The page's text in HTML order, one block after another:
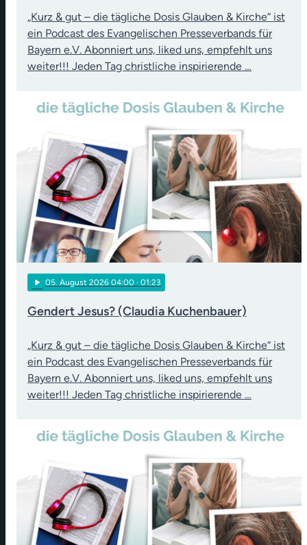
„Kurz & gut – die tägliche Dosis Glauben & Kirche“ ist
ein Podcast des Evangelischen Presseverbands für
Bayern e.V. Abonniert uns, liked uns, empfehlt uns
weiter!!! Jeden Tag christliche inspirierende …
play_arrow 05. August 2026 04:00 · 01:23
Gendert Jesus? (Claudia Kuchenbauer)
„Kurz & gut – die tägliche Dosis Glauben & Kirche“ ist
ein Podcast des Evangelischen Presseverbands für
Bayern e.V. Abonniert uns, liked uns, empfehlt uns
weiter!!! Jeden Tag christliche inspirierende …